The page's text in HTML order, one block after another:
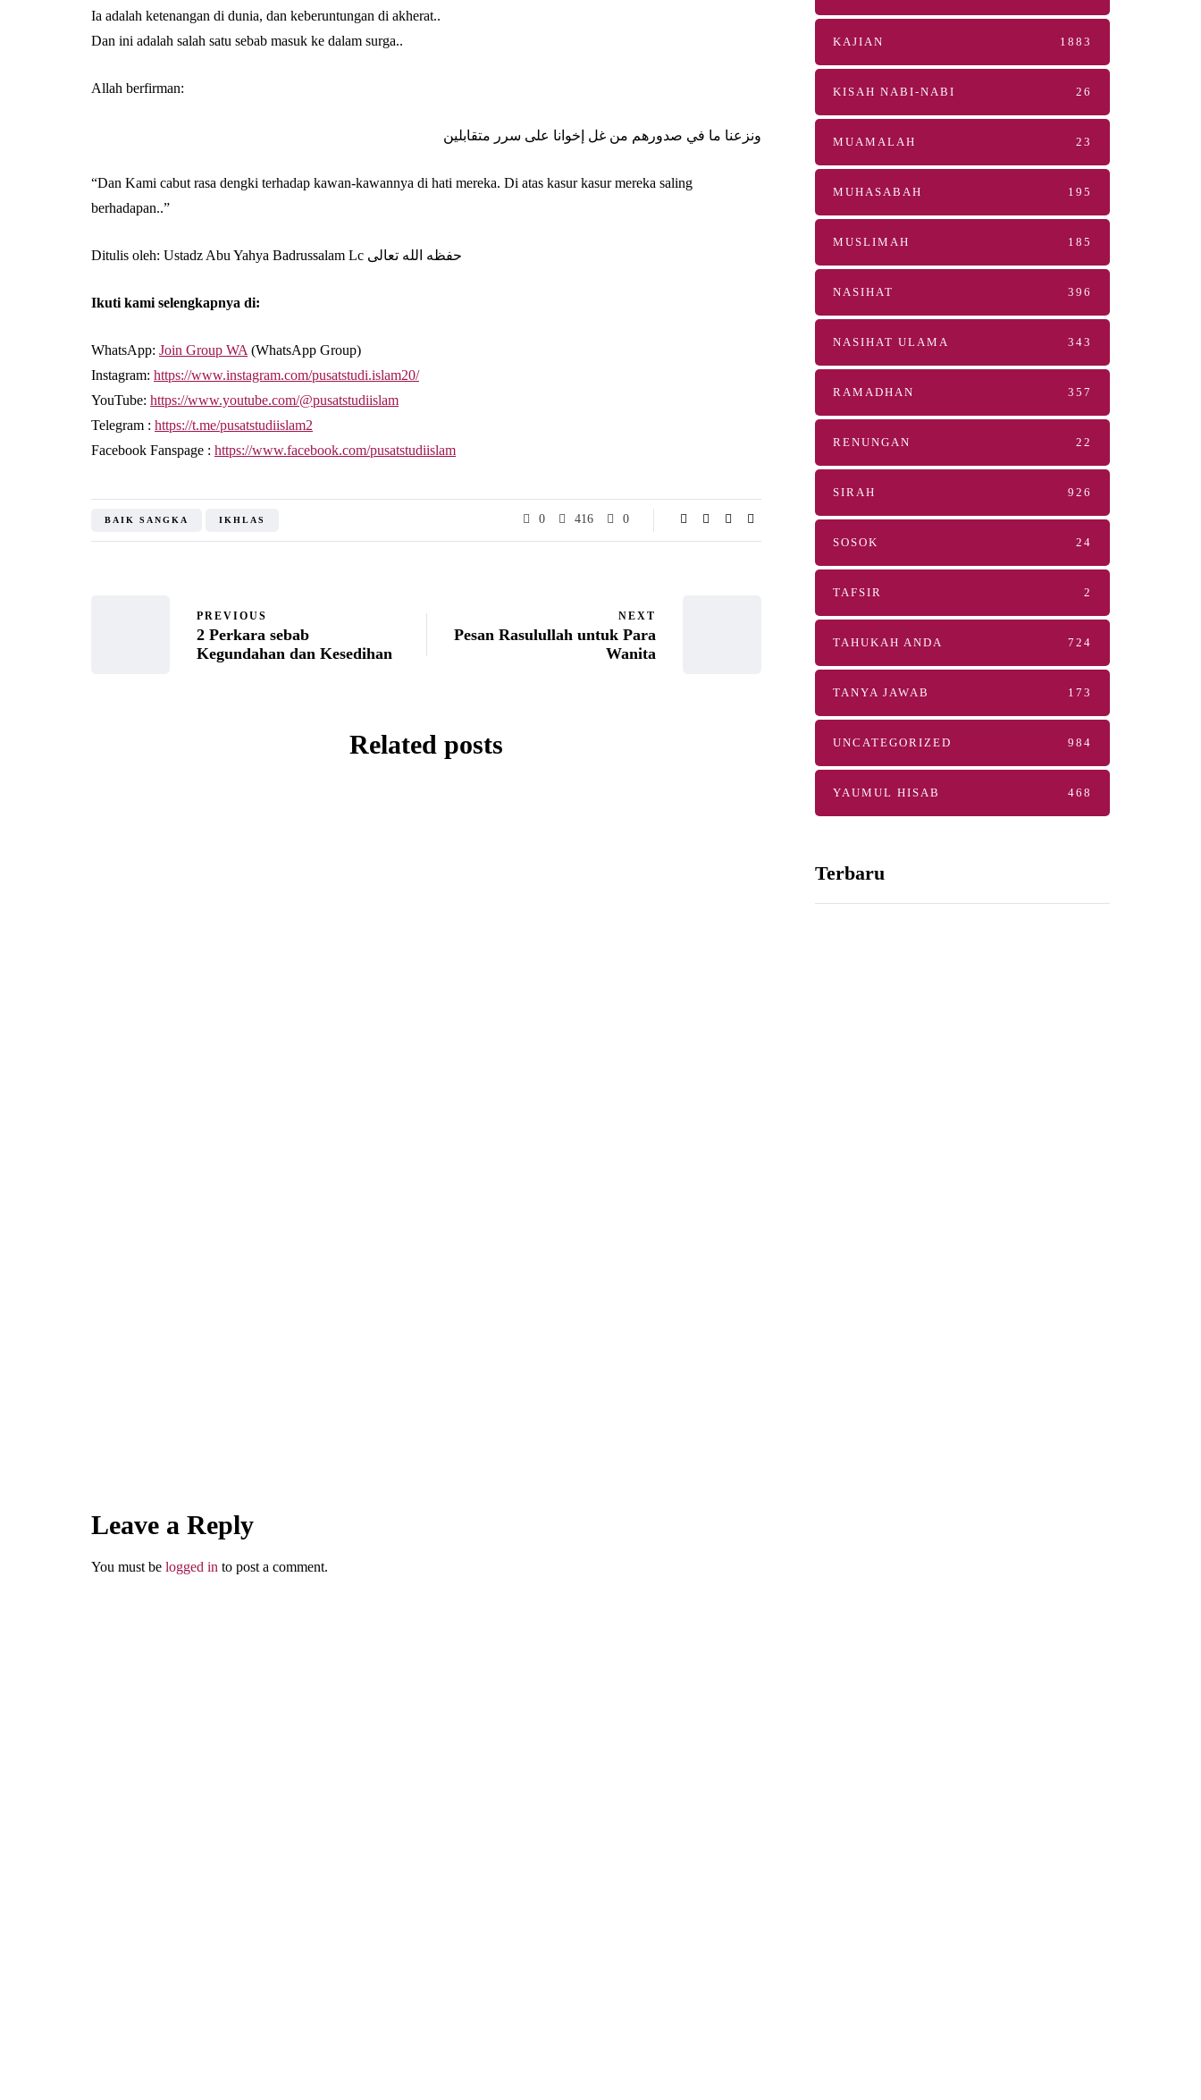
Ia adalah ketenangan di dunia, dan keberuntungan di akherat..
Dan ini adalah salah satu sebab masuk ke dalam surga..
Allah berfirman:
ونزعنا ما في صدورهم من غل إخوانا على سرر متقابلين
“Dan Kami cabut rasa dengki terhadap kawan-kawannya di hati mereka. Di atas kasur kasur mereka saling
berhadapan..”
Ditulis oleh: Ustadz Abu Yahya Badrussalam Lc حفظه الله تعالى
Ikuti kami selengkapnya di:
WhatsApp: Join Group WA (WhatsApp Group)
Instagram: https://www.instagram.com/pusatstudi.islam20/
YouTube: https://www.youtube.com/@pusatstudiislam
Telegram : https://t.me/pusatstudiislam2
Facebook Fanspage : https://www.facebook.com/pusatstudiislam
BAIK SANGKA IKHLAS 0 416 0
PREVIOUS
2 Perkara sebab
Kegundahan dan Kesedihan
NEXT
Pesan Rasulullah untuk Para
Wanita
Related posts
Abu Umar
Leave a Reply
You must be logged in to post a comment.
KAJIAN 1883
KISAH NABI-NABI 26
MUAMALAH 23
MUHASABAH 195
MUSLIMAH 185
NASIHAT 396
NASIHAT ULAMA 343
RAMADHAN 357
RENUNGAN 22
SIRAH 926
SOSOK 24
TAFSIR 2
TAHUKAH ANDA 724
TANYA JAWAB 173
UNCATEGORIZED 984
YAUMUL HISAB 468
Terbaru